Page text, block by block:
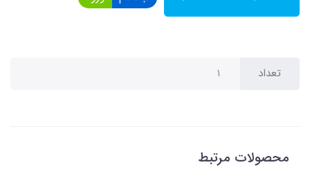
تعداد
محصولات مرتبط